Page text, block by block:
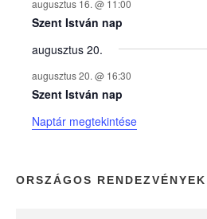
e
k
n
a
p
augusztus 16. @ 11:00
Szent István nap
augusztus 20.
augusztus 20. @ 16:30
Szent István nap
Naptár megtekintése
ORSZÁGOS RENDEZVÉNYEK